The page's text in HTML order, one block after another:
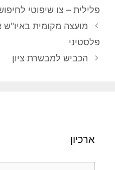
פלילית – צו שיפוטי
מועצה מקומית באיו"ש
פלסטיני
הכביש למבשרת ציון
ארכיון